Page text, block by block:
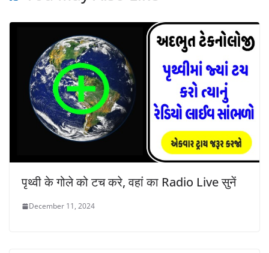
पृथ्वी के गोले को टच करे, वहां का Radio Live सुनें
December 11, 2024